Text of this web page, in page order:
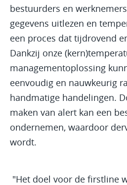
bestuurders en
gegevens uitlezen en
een proces dat tijdrovend
Dankzij onze
managementoplossing
eenvoudig en nauwkeurig
handmatige handelingen.
maken van alert kan een
ondernemen, waardoor
wordt.
"Het doel voor de firstline